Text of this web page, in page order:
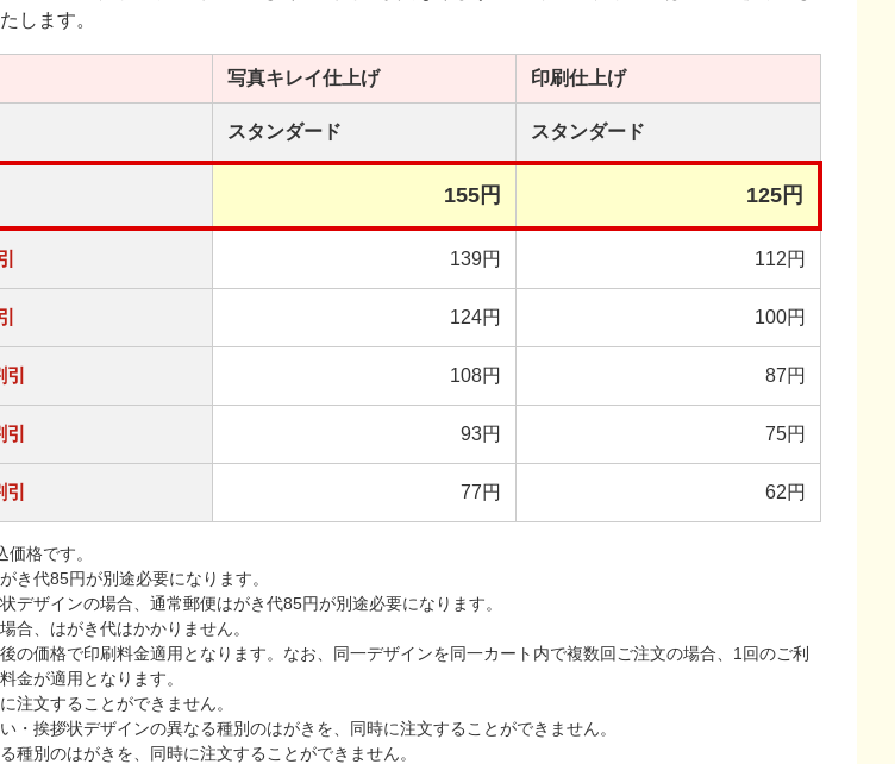
します。
写真キレイ仕上げ 印刷仕上げ
スタンダード スタンダード
155円 125円
139円 112円
124円 100円
108円 87円
93円 75円
77円 62円
格です。
き代85円が別途必要になります。
デザインの場合、通常郵便はがき代85円が別途必要になります。
合、はがき代はかかりません。
の価格で印刷料金適用となります。なお、同一デザインを同一カート内で複数回ご注文の場合、1回のご利
金が適用となります。
注文することができません。
・挨拶状デザインの異なる種別のはがきを、同時に注文することができません。
種別のはがきを、同時に注文することができません。